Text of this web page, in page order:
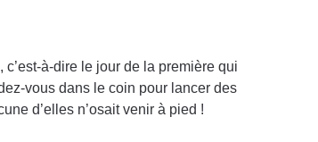
à-dire le jour de la première qui
vous dans le coin pour lancer des
d’elles n’osait venir à pied !